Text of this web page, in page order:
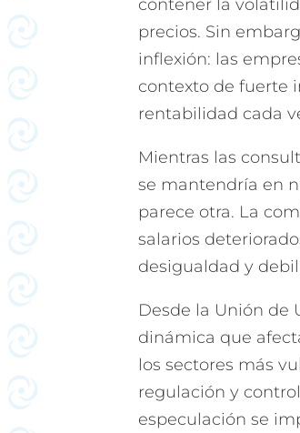
contener la
precios. Sin
inflexión: las
contexto de fuerte
rentabilidad cada
Mientras las
se mantendría en
parece otra. La
salarios
desigualdad y
Desde la Unión de
dinámica que
los sectores más
regulación y
especulación se